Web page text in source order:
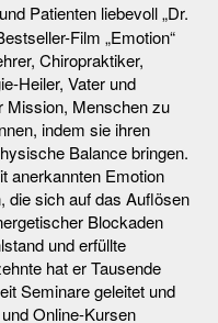
Patienten liebevoll „Dr.
Film „Emotion“
Chiropraktiker,
Heiler, Vater und
Mission, Menschen zu
indem sie ihren
Balance bringen.
anerkannten Emotion
sich auf das Auflösen
Blockaden
und erfüllte
hat er Tausende
Seminare geleitet und
Online-Kursen